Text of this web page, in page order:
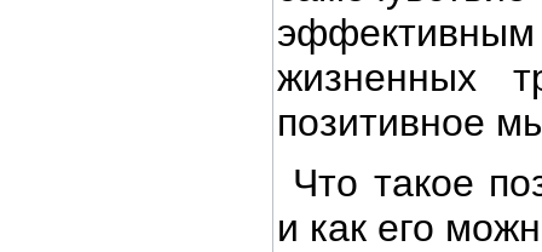
жизненных
позитивное
Что такое
и как его